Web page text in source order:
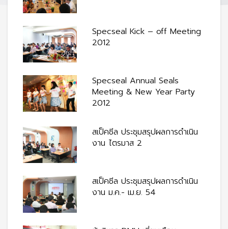
Specseal Kick – off Meeting
2012
Specseal Annual Seals
Meeting & New Year Party
2012
สเป็คซีล ประชุมสรุปผลการดำเนิน
งาน ไตรมาส 2
สเป็คซีล ประชุมสรุปผลการดำเนิน
งาน ม.ค.- เม.ย. 54